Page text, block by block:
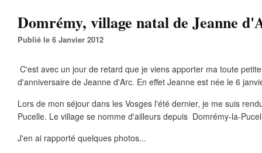
Domrémy, village natal de Jeanne
Publié le 6 Janvier 2012
C'est avec un jour de retard que je viens apporter ma toute
d'anniversaire de Jeanne d'Arc. En effet Jeanne est née le 6
Lors de mon séjour dans les Vosges l'été dernier, je me suis
Pucelle. Le village se nomme d'ailleurs depuis Domrémy-la-
J'en ai rapporté quelques photos...